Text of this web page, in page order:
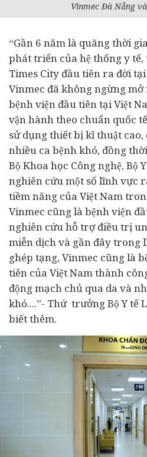
Vinmec Đà Nẵng
“Gần 6 năm là quãng thời
phát triển của hệ thống y tế,
Times City đầu tiên ra đời
Vinmec đã không ngừng
bệnh viện đầu tiên tại Việt
vận hành theo chuẩn quốc
sử dụng thiết bị kĩ thuật
nhiều ca bệnh khó, đồng
Bộ Khoa học Công nghệ, Bộ
nghiên cứu một số lĩnh vực
tiềm năng của Việt Nam
Vinmec cũng là bệnh viện
nghiên cứu hỗ trợ điều trị
miễn dịch và gần đây trong
ghép tạng, Vinmec cũng là
tiên của Việt Nam thành
động mạch chủ qua da và
khó....”- Thứ trưởng Bộ Y tế
biết thêm.